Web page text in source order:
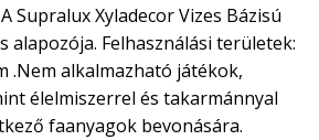
Supralux Xyladecor Vizes Bázisú
alapozója. Felhasználási területek:
.Nem alkalmazható játékok,
élelmiszerrel és takarmánnyal
faanyagok bevonására.